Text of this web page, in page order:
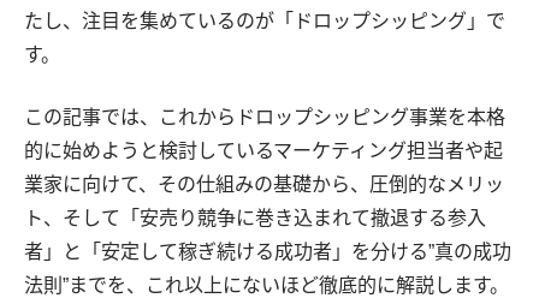
たし、注目を集めているのが「ドロップシッピング」で
す。
この記事では、これからドロップシッピング事業を本格
的に始めようと検討しているマーケティング担当者や起
業家に向けて、その仕組みの基礎から、圧倒的なメリッ
ト、そして「安売り競争に巻き込まれて撤退する参入
者」と「安定して稼ぎ続ける成功者」を分ける”真の成功
法則”までを、これ以上にないほど徹底的に解説します。